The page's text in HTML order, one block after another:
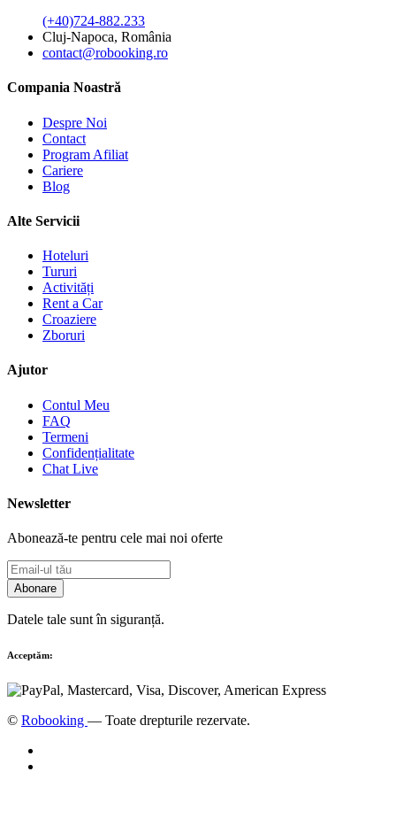
(+40)724-882.233
Cluj-Napoca, România
contact@robooking.ro
Compania Noastră
Despre Noi
Contact
Program Afiliat
Cariere
Blog
Alte Servicii
Hoteluri
Tururi
Activități
Rent a Car
Croaziere
Zboruri
Ajutor
Contul Meu
FAQ
Termeni
Confidențialitate
Chat Live
Newsletter
Abonează-te pentru cele mai noi oferte
Abonare
Datele tale sunt în siguranță.
Acceptăm:
© Robooking — Toate drepturile rezervate.